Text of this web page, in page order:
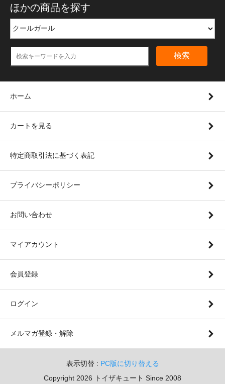
ほかの商品を探す
検索
ホーム
カートを見る
特定商取引法に基づく表記
プライバシーポリシー
お問い合わせ
マイアカウント
会員登録
ログイン
メルマガ登録・解除
表示切替 : PC版に切り替える
Copyright 2026 トイザキュート Since 2008